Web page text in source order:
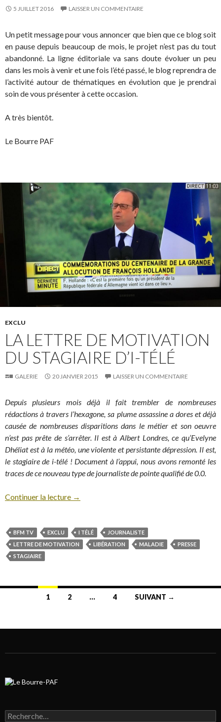
5 JUILLET 2016 LAISSER UN COMMENTAIRE
Un petit message pour vous annoncer que bien que ce blog soit
en pause depuis beaucoup de mois, le projet n’est pas du tout
abandonné. La ligne éditoriale va sans doute évoluer un peu
dans les mois à venir et une fois l’été passé, le blog reprendra de
l’activité autour de thématiques en évolution que je prendrai
soin de vous présenter à cette occasion.
A très bientôt.
Le Bourre PAF
EXCLU
LA LETTRE DE MOTIVATION
DU STAGIAIRE D’I-TÉLÉ
GALERIE 20 JANVIER 2015 LAISSER UN COMMENTAIRE
Depuis plusieurs mois déjà il fait trembler de nombreuses
rédactions à travers l’hexagone, sa plume assassine a dores et déjà
causée de nombreuses disparitions dans le métier et son oeuvre
n’est pas prête de s’arrêter. Il est à Albert Londres, ce qu’Evelyne
Dhéliat est à la météo, une violente et persistante dépression. Il est,
le stagiaire de i-télé ! Document à l’appui, nous avons remonté les
traces de ce nouveau type de journaliste de pointe qualifié de 0.0.
Continuer la lecture →
BFM TV EXCLU I TÉLÉ
JOURNALISTE
LETTRE DE MOTIVATION
LIBÉRATION MALADIE
PRESSE
STAGIAIRE
1 2 … 4 SUIVANT →
Rechercher :